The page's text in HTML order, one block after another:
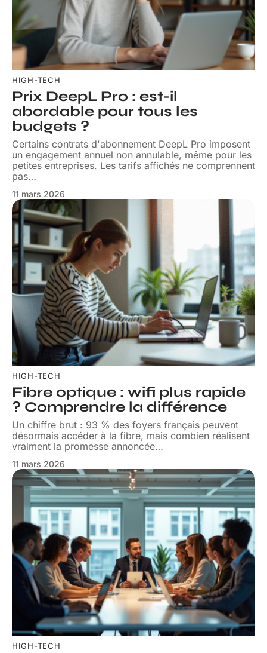
HIGH-TECH
Prix DeepL Pro : est-il
abordable pour tous les
budgets ?
Certains contrats d'abonnement DeepL Pro imposent
un engagement annuel non annulable, même pour les
petites entreprises. Les tarifs affichés ne comprennent
pas…
11 mars 2026
HIGH-TECH
Fibre optique : wifi plus rapide
? Comprendre la différence
Un chiffre brut : 93 % des foyers français peuvent
désormais accéder à la fibre, mais combien réalisent
vraiment la promesse annoncée…
11 mars 2026
HIGH-TECH